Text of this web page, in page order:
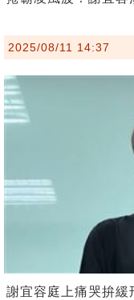
2025/08/11 14:37
謝宜容庭上痛哭拚緩